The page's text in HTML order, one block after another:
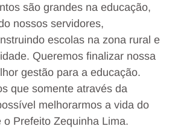
são grandes na educação,
nossos servidores,
escolas na zona rural e
Queremos finalizar nossa
gestão para a educação.
que somente através da
melhorarmos a vida do
o Prefeito Zequinha Lima.